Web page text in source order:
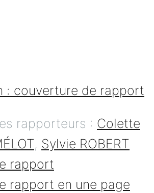
rapporteurs : Colette
, Sylvie ROBERT
rapport
rapport en une page